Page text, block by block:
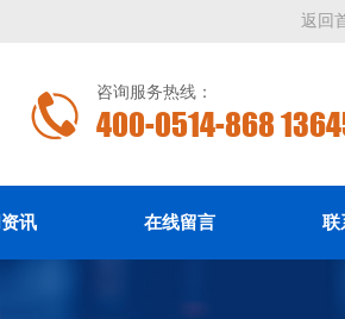
返回
咨询服务热线：
400-0514-868
讯 在线留言 联